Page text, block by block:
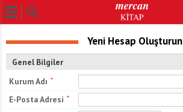
Yeni Hesap Oluşturun
Genel Bilgiler
Kurum Adı *
E-Posta Adresi *